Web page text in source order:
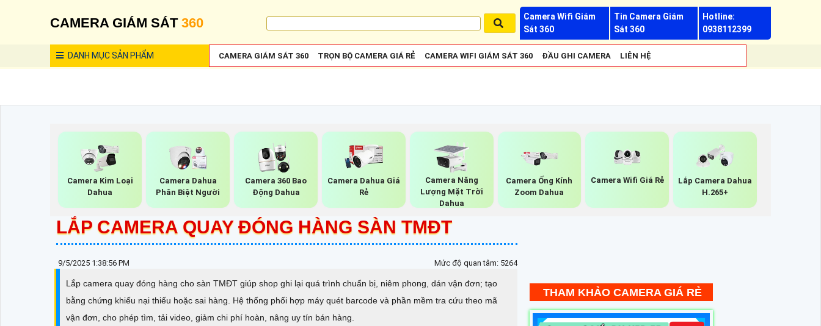
CAMERA GIÁM SÁT 360
Camera Wifi Giám
Sát 360
Tin Camera Giám
Sát 360
Hotline:
0938112399
DANH MỤCSẢN PHẨM CAMERA GIÁM SÁT 360 TRỌN BỘ CAMERA GIÁ RẺ CAMERA WIFI GIÁM SÁT 360 ĐẦU GHI CAMERA LIÊN HỆ
Camera Kim Loại
Dahua
Camera Dahua
Phân Biệt Người
Camera 360 Bao
Động Dahua
Camera Dahua Giá
Rẻ
Camera Năng
Lượng Mặt Trời
Dahua
Camera Ống Kính
Zoom Dahua
Camera Wifi Giá Rẻ
Lắp Camera Dahua
H.265+
LẮP CAMERA QUAY ĐÓNG HÀNG SÀN TMĐT
9/5/2025 1:38:56 PM Mức độ quan tâm: 5264
Lắp camera quay đóng hàng cho sàn TMĐT giúp shop ghi lại quá trình chuẩn bị, niêm phong, dán vận đơn; tạo
bằng chứng khiếu nại thiếu hoặc sai hàng. Hệ thống phối hợp máy quét barcode và phần mềm tra cứu theo mã
vận đơn, cho phép tìm, tải video, giảm chi phí hoàn, nâng uy tín bán hàng.
THAM KHẢO CAMERA GIÁ RẺ